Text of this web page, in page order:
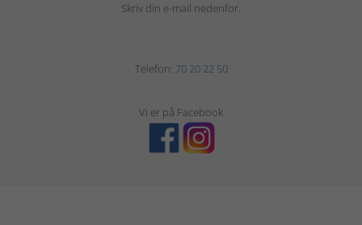
Skriv din e-mail nedenfor.
Telefon: 70 20 22 50
Vi er på Facebook